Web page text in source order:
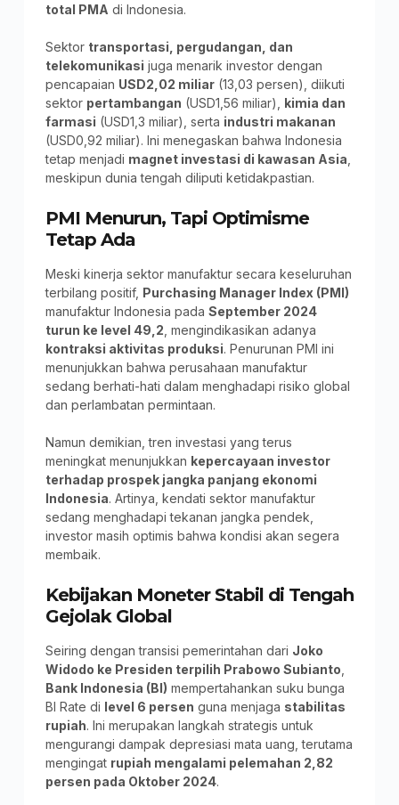
total PMA di Indonesia.
Sektor transportasi, pergudangan, dan
telekomunikasi juga menarik investor dengan
pencapaian USD2,02 miliar(13,03 persen), diikuti
sektor pertambangan (USD1,56 miliar), kimia dan
farmasi (USD1,3 miliar), serta industri makanan
(USD0,92 miliar). Ini menegaskan bahwa Indonesia
tetap menjadi magnet investasi di kawasan Asia
meskipun dunia tengah diliputi ketidakpastian.
PMI Menurun, Tapi Optimisme
Tetap Ada
Meski kinerja sektor manufaktur secara keseluruhan
terbilang positif, Purchasing Manager Index (PMI)
manufaktur Indonesia pada September 2024
turun ke level 49,2 , mengindikasikan adanya
kontraksi aktivitas produksi. Penurunan PMI ini
menunjukkan bahwa perusahaan manufaktur
sedang berhati-hati dalam menghadapi risiko global
dan perlambatan permintaan.
Namun demikian, tren investasi yang terus
meningkat menunjukkan kepercayaan investor
terhadap prospek jangka panjang ekonomi
Indonesia. Artinya, kendati sektor manufaktur
sedang menghadapi tekanan jangka pendek,
investor masih optimis bahwa kondisi akan segera
membaik.
Kebijakan Moneter Stabil di Tengah
Gejolak Global
Seiring dengan transisi pemerintahan dari Joko
Widodo ke Presiden terpilih Prabowo Subianto
Bank Indonesia (BI) mempertahankan suku bunga
BI Rate di level 6 persen guna menjaga stabilitas
rupiah. Ini merupakan langkah strategis untuk
mengurangi dampak depresiasi mata uang, terutama
mengingat rupiah mengalami pelemahan 2,82
persen pada Oktober 2024.